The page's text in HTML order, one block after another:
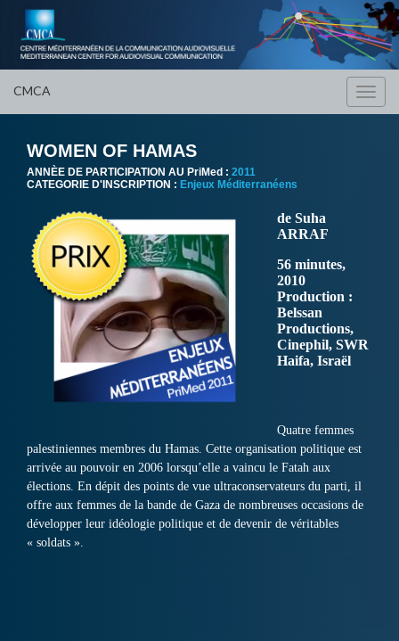
CMCA
WOMEN OF HAMAS
ANNÈE DE PARTICIPATION AU PriMed : 2011
CATEGORIE D'INSCRIPTION : Enjeux Méditerranéens
de Suha
ARRAF
56 minutes,
2010
Production :
Belssan
Productions,
Cinephil, SWR
Haifa, Israël
Quatre femmes
palestiniennes membres du Hamas. Cette organisation politique est
arrivée au pouvoir en 2006 lorsqu’elle a vaincu le Fatah aux
élections. En dépit des points de vue ultraconservateurs du parti, il
offre aux femmes de la bande de Gaza de nombreuses occasions de
développer leur idéologie politique et de devenir de véritables
« soldats ».